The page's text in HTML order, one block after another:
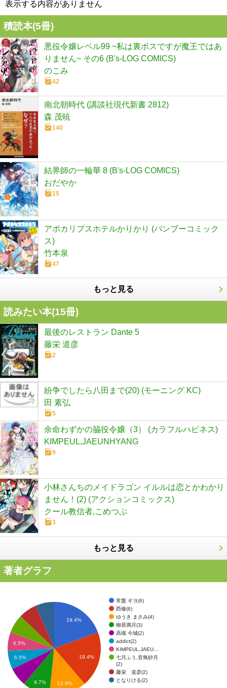
表示する内容がありません
積読本(5冊)
悪役令嬢レベル99 ~私は裏ボスですが魔王ではあ
りません~ その6 (B's-LOG COMICS)
のこみ
42
南北朝時代 (講談社現代新書 2812)
森 茂暁
140
結界師の一輪華 8 (B's-LOG COMICS)
おだやか
15
アポカリプスホテルかりかり (バンブーコミック
ス)
竹本泉
47
もっと見る
読みたい本(15冊)
最後のレストラン Dante 5
藤栄 道彦
2
紛争でしたら八田まで(20) (モーニング KC)
田 素弘
5
余命わずかの脇役令嬢（3） (カラフルハピネス)
KIMPEUL,JAEUNHYANG
9
小林さんちのメイドラゴン イルルは恋とかわかり
ません！(2) (アクションコミックス)
クール教信者,こめつぶ
3
もっと見る
著者グラフ
常盤 ギヨ(6)
西修(6)
ゆうき まさみ(4)
柳原満月(3)
高槻 今城(2)
addict(2)
KIMPEUL,JAEU…
七月ふう,音無砂月
(2)
藤栄 道彦(2)
となりける(2)
19.4%
19.4%
6.5%
6.5%
9.7% 12.9%